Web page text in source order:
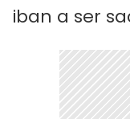
iban a ser